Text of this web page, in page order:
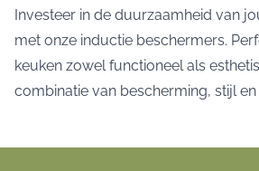
Investeer in de duurzaamheid van
met onze inductie beschermers.
keuken zowel functioneel als
combinatie van bescherming, stijl